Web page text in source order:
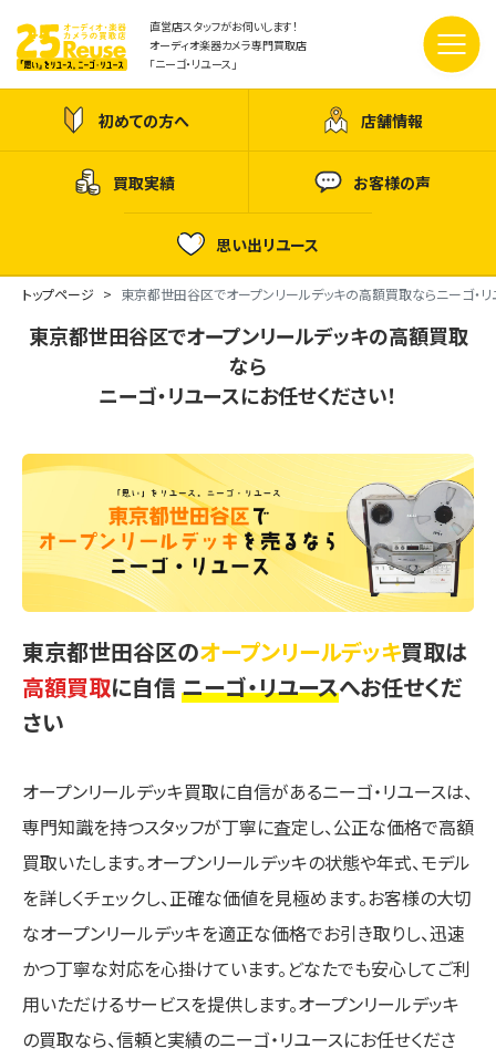
直営店スタッフがお伺いします！
オーディオ楽器カメラ専門買取店
「ニーゴ・リユース」
初めての方へ 店舗情報
買取実績 お客様の声
思い出リユース
トップページ 東京都世田谷区でオープンリールデッキの高額買取ならニーゴ・リ
東京都世田谷区でオープンリールデッキの高額買取
なら
ニーゴ・リユースにお任せください！
東京都世田谷区のオープンリールデッキ買取は
高額買取に自信 ニーゴ・リユースへお任せくだ
さい
オープンリールデッキ買取に自信があるニーゴ・リユースは、
専門知識を持つスタッフが丁寧に査定し、公正な価格で高額
買取いたします。オープンリールデッキの状態や年式、モデル
を詳しくチェックし、正確な価値を見極めます。お客様の大切
なオープンリールデッキを適正な価格でお引き取りし、迅速
かつ丁寧な対応を心掛けています。どなたでも安心してご利
用いただけるサービスを提供します。オープンリールデッキ
の買取なら、信頼と実績のニーゴ・リユースにお任せくださ